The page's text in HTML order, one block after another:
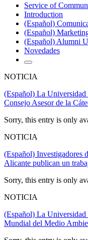
Service of
Introduction
(Español)
(Español)
(Español) Alumni
Novedades
NOTICIA
(Español) La
Consejo Asesor de la
Sorry, this entry is only
NOTICIA
(Español) Investigadores
Alicante publican un
Sorry, this entry is only
NOTICIA
(Español) La
Mundial del Medio